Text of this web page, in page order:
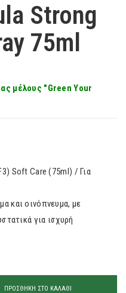
Strong
75ml
Soft Care (75ml) / Για
και οινόπνευμα, με
για ισχυρή
μέλους "Green Your
ΠΡΟΣΘΉΚΗ ΣΤΟ ΚΑΛΆΘΙ